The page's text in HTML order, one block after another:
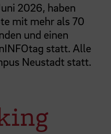
2026, haben
mit mehr als 70
und einen
statt. Alle
Neustadt statt.